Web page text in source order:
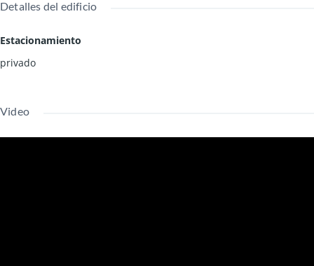
Detalles del edificio
Estacionamiento
privado
Video